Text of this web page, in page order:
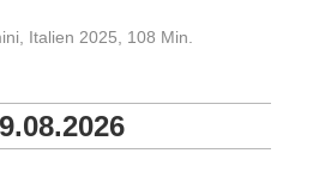
Italien 2025, 108 Min.